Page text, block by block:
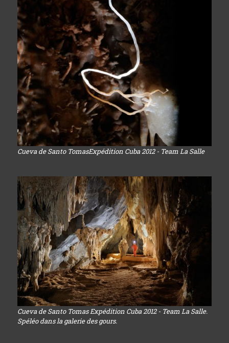
Cueva de Santo TomasExpédition Cuba 2012 - Team La Salle
Cueva de Santo Tomas Expédition Cuba 2012 - Team La Salle.
Spéléo dans la galerie des gours.